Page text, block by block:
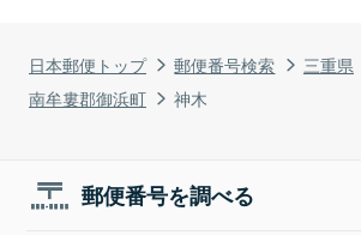
日本郵便トップ 郵便番号検索
三重県
南牟婁郡御浜町
神木
郵便番号を調べる